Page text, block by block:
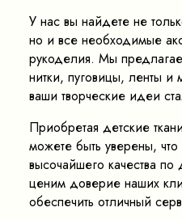
У нас вы найдете не
но и все необходимые
рукоделия. Мы
нитки, пуговицы, ленты и
ваши творческие идеи
Приобретая детские
можете быть уверены, что
высочайшего качества
ценим доверие наших
обеспечить отличный